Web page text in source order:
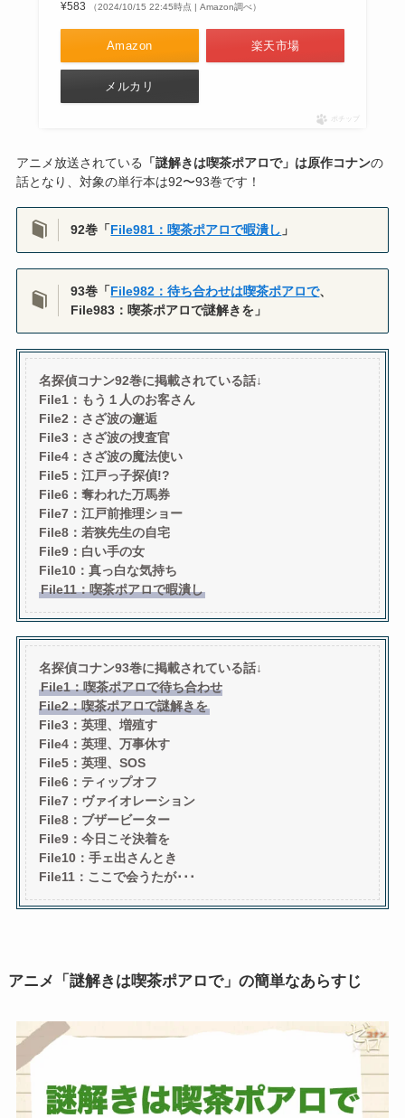
¥583 （2024/10/15 22:45時点 | Amazon調べ）
Amazon 楽天市場
メルカリ
ポチップ
アニメ放送されている 「謎解きは喫茶ポアロで」は原作コナンの
話となり、対象の単行本は92〜93巻です！
92巻「File981：喫茶ポアロで暇潰し 」
93巻「File982：待ち合わせは喫茶ポアロで、
File983： 喫茶ポアロで謎解きを」
名探偵コナン92巻に掲載されている話↓
File1：もう１人のお客さん
File2：さざ波の邂逅
File3：さざ波の捜査官
File4：さざ波の魔法使い
File5：江戸っ子探偵!?
File6：奪われた万馬券
File7：江戸前推理ショー
File8：若狭先生の自宅
File9：白い手の女
File10： 真っ白な気持ち
File11：喫茶ポアロで暇潰し
名探偵コナン93巻に掲載されている話↓
File1：喫茶ポアロで待ち合わせ
File2：喫茶ポアロで謎解きを
File3：英理、増殖す
File4：英理、万事休す
File5：英理、SOS
File6：ティップオフ
File7：ヴァイオレーション
File8：ブザービーター
File9：今日こそ決着を
File10： 手ェ出さんとき
File11：ここで会うたが･･･
アニメ「謎解きは喫茶ポアロで」の簡単なあらすじ